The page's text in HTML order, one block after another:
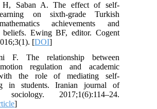
H, Saban A. The effect of self-
learning on sixth-grade Turkish
mathematics achievements and
beliefs. Ewing BF, editor. Cogent
[DOI
F. The relationship between
regulation and academic
with the role of mediating self-
in students. Iranian journal of
sociology. 2017;1(6):114–24.